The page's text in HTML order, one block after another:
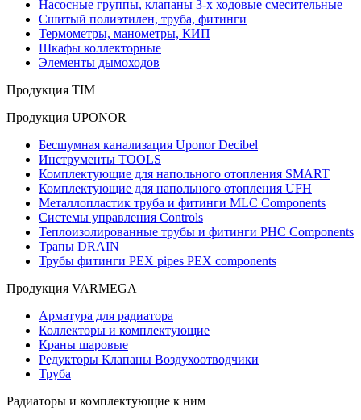
Насосные группы, клапаны 3-х ходовые смесительные
Сшитый полиэтилен, труба, фитинги
Термометры, манометры, КИП
Шкафы коллекторные
Элементы дымоходов
Продукция TIM
Продукция UPONOR
Бесшумная канализация Uponor Decibel
Инструменты TOOLS
Комплектующие для напольного отопления SMART
Комплектующие для напольного отопления UFH
Металлопластик труба и фитинги MLC Components
Системы управления Controls
Теплоизолированные трубы и фитинги PHC Components
Трапы DRAIN
Трубы фитинги PEX pipes PEX components
Продукция VARMEGA
Арматура для радиатора
Коллекторы и комплектующие
Краны шаровые
Редукторы Клапаны Воздухоотводчики
Труба
Радиаторы и комплектующие к ним